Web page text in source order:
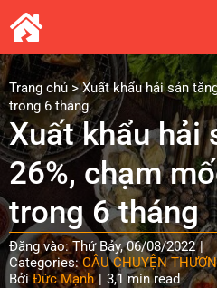
Skip
to
content
Home
Câu chuyện thương hiệu
Kết nối cung cầu
Chia sẻ kinh nghiệm
Trang chủ>Xuất khẩu hải sản
trong 6 tháng
Xuất khẩu hải
26%, chạm
trong 6 tháng
Đăng vào: Thứ Bảy, 06/08/2022 |
Categories:CÂU CHUYỆN
BởiĐức Mạnh | 3,1 min read